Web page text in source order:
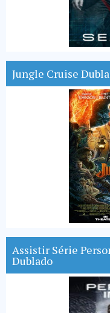
Jungle Cruise
Assistir Série
Dublado